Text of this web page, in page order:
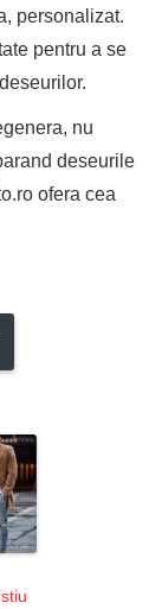
personalizat.
pentru a se
nu
deseurile
ofera cea